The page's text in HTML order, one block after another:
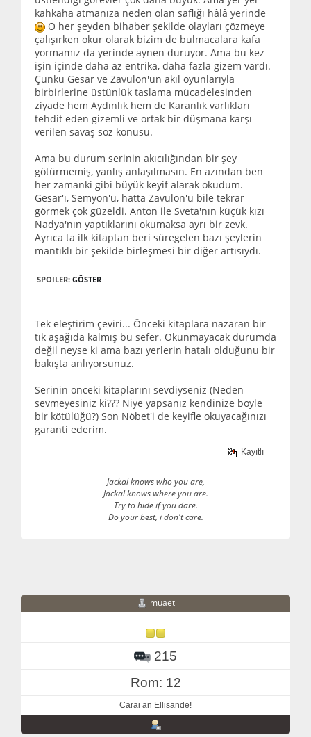
kahkaha atmanıza neden olan saflığı hâlâ yerinde
O her şeyden bihaber şekilde olayları çözmeye
çalışırken okur olarak bizim de bulmacalara kafa
yormamız da yerinde aynen duruyor. Ama bu kez
işin içinde daha az entrika, daha fazla gizem vardı.
Çünkü Gesar ve Zavulon'un akıl oyunlarıyla
birbirlerine üstünlük taslama mücadelesinden
ziyade hem Aydınlık hem de Karanlık varlıkları
tehdit eden gizemli ve ortak bir düşmana karşı
verilen savaş söz konusu.
Ama bu durum serinin akıcılığından bir şey
götürmemiş, yanlış anlaşılmasın. En azından ben
her zamanki gibi büyük keyif alarak okudum.
Gesar'ı, Semyon'u, hatta Zavulon'u bile tekrar
görmek çok güzeldi. Anton ile Sveta'nın küçük kızı
Nadya'nın yaptıklarını okumaksa ayrı bir zevk.
Ayrıca ta ilk kitaptan beri süregelen bazı şeylerin
mantıklı bir şekilde birleşmesi bir diğer artısıydı.
SPOILER: GÖSTER
Tek eleştirim çeviri... Önceki kitaplara nazaran bir
tık aşağıda kalmış bu sefer. Okunmayacak durumda
değil neyse ki ama bazı yerlerin hatalı olduğunu bir
bakışta anlıyorsunuz.
Serinin önceki kitaplarını sevdiyseniz (Neden
sevmeyesiniz ki??? Niye yapsanız kendinize böyle
bir kötülüğü?) Son Nöbet'i de keyifle okuyacağınızı
garanti ederim.
Kayıtlı
Jackal knows who you are,
Jackal knows where you are.
Try to hide if you dare.
Do your best, i don't care.
muaet
215
Rom: 12
Carai an Ellisande!